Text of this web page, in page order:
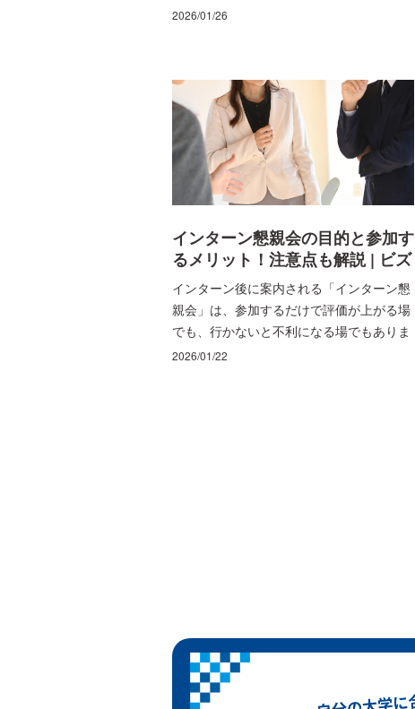
る？撮影を前に、そんなふうに迷うのは自
て見たときに誠実さと落ち着きが伝わる
か」を基準に整えること。 この記事では、
採用側に伝わりやすい表情の考え方を軸
に、やりすぎ・固すぎを避ける調整のコ
ツ、撮影直前にできる整え方、失敗しやす
い例の見分け方まで解説します。撮り直し
を減らし、自信を持って提出できる一枚に
仕上げましょう。
2026/01/26
インターン懇親会の目的と参加す
るメリット！注意点も解説 | ビズ
リーチ・キャンパス
インターン後に案内される「インターン懇
親会」は、参加するだけで評価が上がる場
でも、行かないと不利になる場でもありま
せん。大切なのは、企業がなぜ懇親会を開
考え方を押さえましょう。
2026/01/22